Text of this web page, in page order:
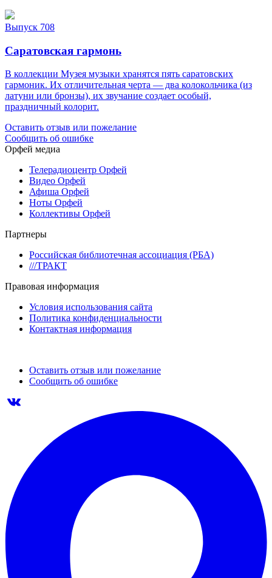
Выпуск 708
Саратовская гармонь
В коллекции Музея музыки хранятся пять саратовских
гармоник. Их отличительная черта — два колокольчика (из
латуни или бронзы), их звучание создает особый,
праздничный колорит.
Оставить отзыв или пожелание
Сообщить об ошибке
Орфей медиа
Телерадиоцентр Орфей
Видео Орфей
Афиша Орфей
Ноты Орфей
Коллективы Орфей
Партнеры
Российская библиотечная ассоциация (РБА)
///ТРАКТ
Правовая информация
Условия использования сайта
Политика конфиденциальности
Контактная информация
Оставить отзыв или пожелание
Сообщить об ошибке